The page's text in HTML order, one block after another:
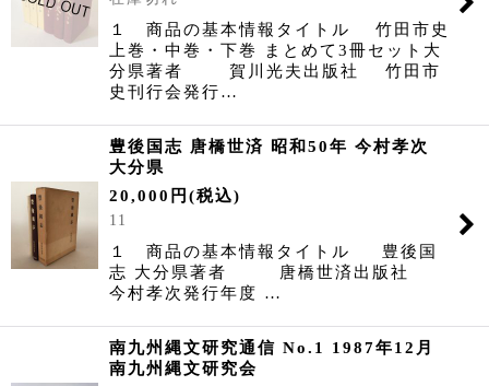
１ 商品の基本情報タイトル 竹田市史
上巻・中巻・下巻 まとめて3冊セット大
分県著者 賀川光夫出版社 竹田市
史刊行会発行…
豊後国志 唐橋世済 昭和50年 今村孝次
大分県
20,000 円 (税込)
11
１ 商品の基本情報タイトル 豊後国
志 大分県著者 唐橋世済出版社
今村孝次発行年度 …
南九州縄文研究通信 No.1 1987年12月
南九州縄文研究会